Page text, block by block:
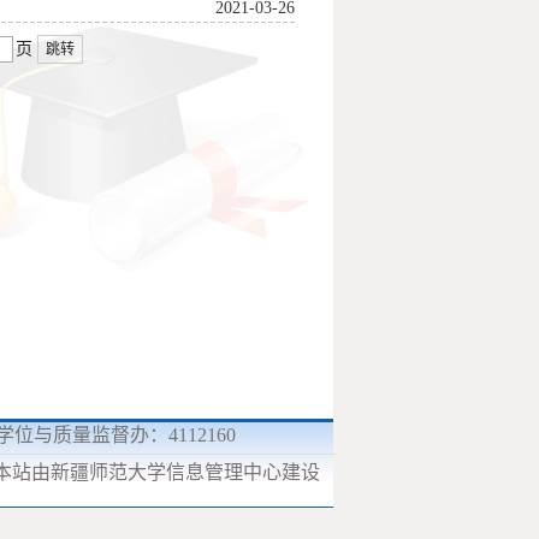
2021-03-26
页 跳转
位与质量监督办：4112160
由新疆师范大学信息管理中心建设